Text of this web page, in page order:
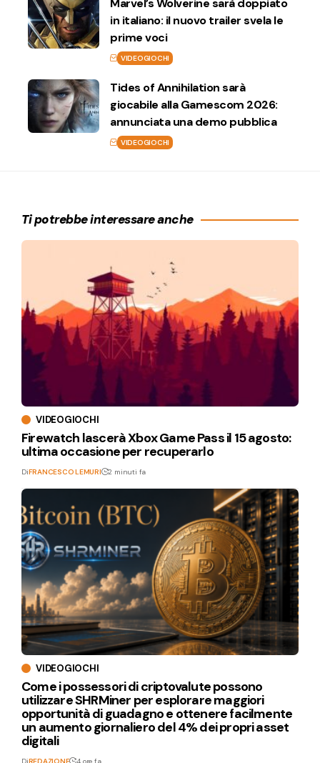
Marvel’s Wolverine sarà doppiato
in italiano: il nuovo trailer svela le
prime voci
VIDEOGIOCHI
Tides of Annihilation sarà
giocabile alla Gamescom 2026:
annunciata una demo pubblica
VIDEOGIOCHI
Ti potrebbe interessare anche
VIDEOGIOCHI
Firewatch lascerà Xbox Game Pass il 15 agosto:
ultima occasione per recuperarlo
DiFRANCESCO LEMURI 2 minuti fa
VIDEOGIOCHI
Come i possessori di criptovalute possono
utilizzare SHRMiner per esplorare maggiori
opportunità di guadagno e ottenere facilmente
un aumento giornaliero del 4% dei propri asset
digitali
DiREDAZIONE 4 ore fa